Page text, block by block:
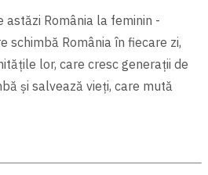
astăzi România la feminin -
schimbă România în fiecare zi,
lor, care cresc generații de
şi salvează vieți, care mută